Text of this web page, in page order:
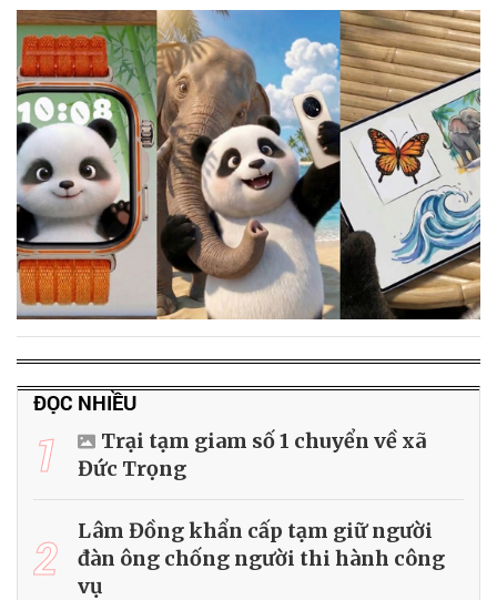
ĐỌC NHIỀU
1
Trại tạm giam số 1 chuyển về xã
Đức Trọng
2
Lâm Đồng khẩn cấp tạm giữ người
đàn ông chống người thi hành công
vụ